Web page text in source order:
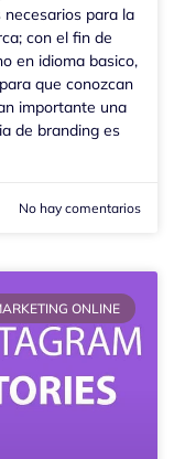
para la
con el fin de
en idioma basico,
que conozcan
importante una
de branding es
No hay comentarios
ONLINE